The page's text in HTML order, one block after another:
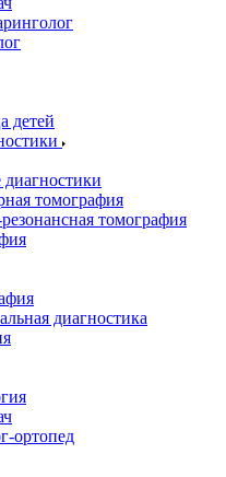
детей
томография
томография
диагностика
ортопед